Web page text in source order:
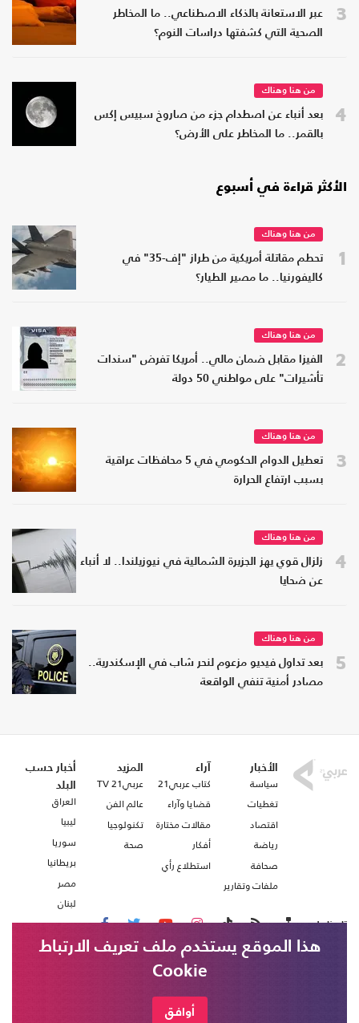
3
عبر الاستعانة بالذكاء الاصطناعي.. ما المخاطر
الصحية التي كشفتها دراسات النوم؟
4
من هنا وهناك
بعد أنباء عن اصطدام جزء من صاروخ سبيس إكس
بالقمر.. ما المخاطر على الأرض؟
الأكثر قراءة في أسبوع
1
من هنا وهناك
تحطم مقاتلة أمريكية من طراز "إف-35" في
كاليفورنيا.. ما مصير الطيار؟
2
من هنا وهناك
الفيزا مقابل ضمان مالي.. أمريكا تفرض "سندات
تأشيرات" على مواطني 50 دولة
3
من هنا وهناك
تعطيل الدوام الحكومي في 5 محافظات عراقية
بسبب ارتفاع الحرارة
4
من هنا وهناك
زلزال قوي يهز الجزيرة الشمالية في نيوزيلندا.. لا أنباء
عن ضحايا
5
من هنا وهناك
بعد تداول فيديو مزعوم لنحر شاب في الإسكندرية..
مصادر أمنية تنفي الواقعة
الأخبار
سياسة
تغطيات
اقتصاد
رياضة
صحافة
ملفات وتقارير
آراء
كتاب عربي21
قضايا وآراء
مقالات مختارة
أفكار
استطلاع رأي
المزيد
عربي21 TV
عالم الفن
تكنولوجيا
صحة
أخبار حسب
البلد
العراق
ليبيا
سوريا
بريطانيا
مصر
لبنان
تابعنا على
هذا الموقع يستخدم ملف تعريف الارتباط
Cookie
أوافق